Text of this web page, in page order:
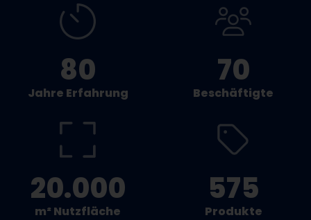
80
Jahre Erfahrung
70
Beschäftigte
20.000
m² Nutzfläche
575
Produkte